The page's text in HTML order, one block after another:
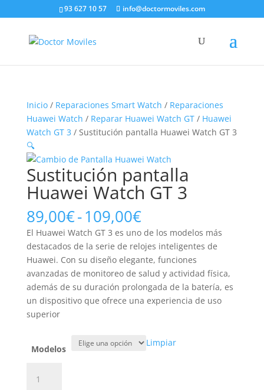
93 627 10 57 info@doctormoviles.com
Inicio/ Reparaciones Smart Watch / Reparaciones
Huawei Watch / Reparar Huawei Watch GT/ Huawei
Watch GT 3 / Sustitución pantalla Huawei Watch GT 3
🔍
Sustitución pantalla
Huawei Watch GT 3
89,00€-109,00€Rango
de
precios:
desde
89,00€
hasta
109,00€
El Huawei Watch GT 3 es uno de los modelos más
destacados de la serie de relojes inteligentes de
Huawei. Con su diseño elegante, funciones
avanzadas de monitoreo de salud y actividad física,
además de su duración prolongada de la batería, es
un dispositivo que ofrece una experiencia de uso
superior
Modelos
Limpiar
pantalla